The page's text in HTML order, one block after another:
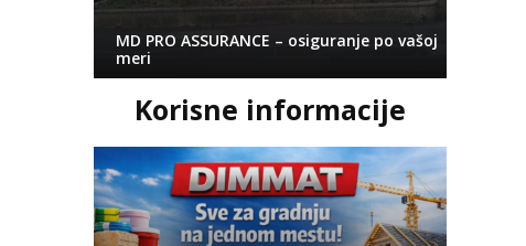
MD PRO ASSURANCE – osiguranje po vašoj
meri
Korisne informacije